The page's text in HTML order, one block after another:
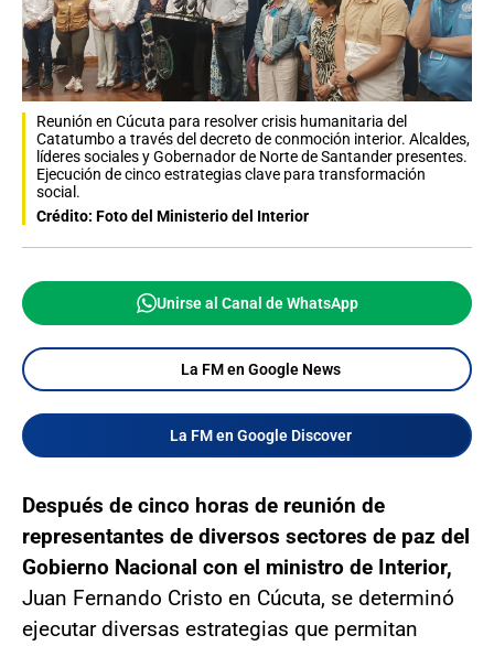
Reunión en Cúcuta para resolver crisis humanitaria del
Catatumbo a través del decreto de conmoción interior. Alcaldes,
líderes sociales y Gobernador de Norte de Santander presentes.
Ejecución de cinco estrategias clave para transformación
social.
Crédito: Foto del Ministerio del Interior
Unirse al Canal de WhatsApp
La FM en Google News
La FM en Google Discover
Después de cinco horas de reunión de
representantes de diversos sectores de paz del
Gobierno Nacional con el ministro de Interior,
Juan Fernando Cristo en Cúcuta, se determinó
ejecutar diversas estrategias que permitan